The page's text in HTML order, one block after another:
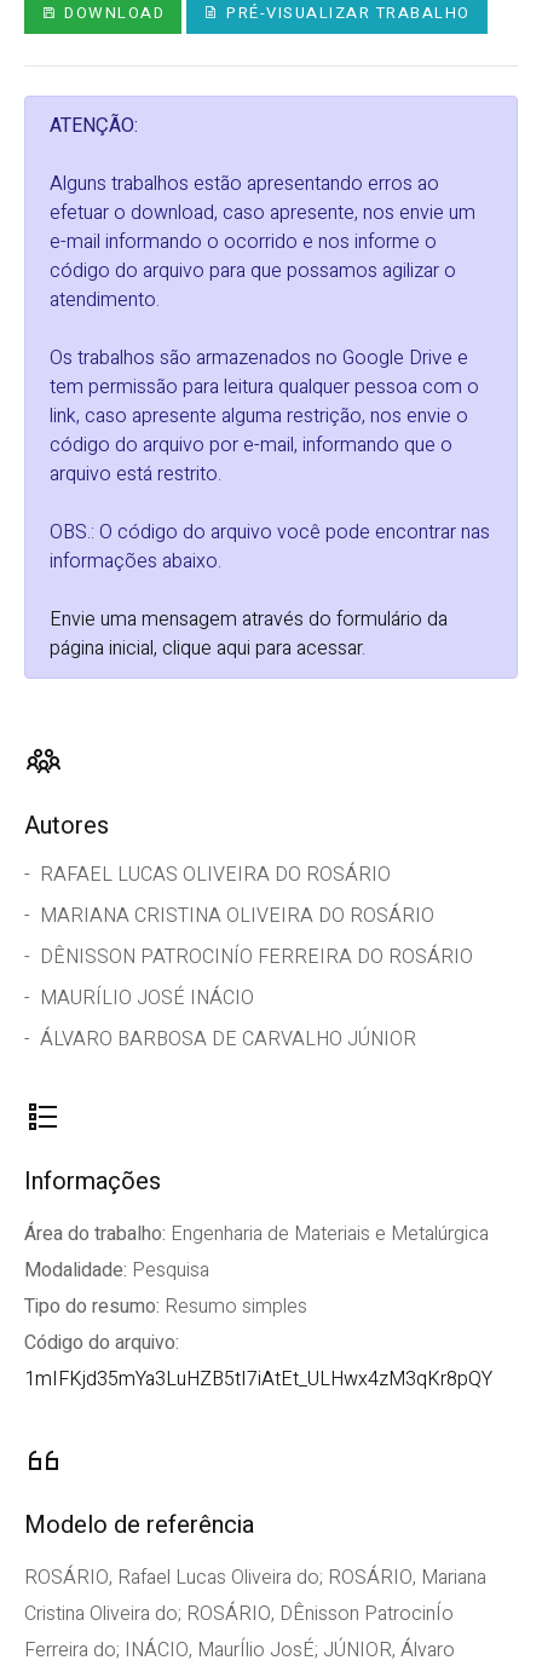
DOWNLOAD PRÉ-VISUALIZAR TRABALHO
ATENÇÃO:
Alguns trabalhos estão apresentando erros ao
efetuar o download, caso apresente, nos envie um
e-mail informando o ocorrido e nos informe o
código do arquivo para que possamos agilizar o
atendimento.
Os trabalhos são armazenados no Google Drive e
tem permissão para leitura qualquer pessoa com o
link, caso apresente alguma restrição, nos envie o
código do arquivo por e-mail, informando que o
arquivo está restrito.
OBS.: O código do arquivo você pode encontrar nas
informações abaixo.
Envie uma mensagem através do formulário da
página inicial, clique aqui para acessar.
Autores
RAFAEL LUCAS OLIVEIRA DO ROSÁRIO
MARIANA CRISTINA OLIVEIRA DO ROSÁRIO
DÊNISSON PATROCINÍO FERREIRA DO ROSÁRIO
MAURÍLIO JOSÉ INÁCIO
ÁLVARO BARBOSA DE CARVALHO JÚNIOR
Informações
Área do trabalho: Engenharia de Materiais e Metalúrgica
Modalidade: Pesquisa
Tipo do resumo: Resumo simples
Código do arquivo:
1mIFKjd35mYa3LuHZB5tI7iAtEt_ULHwx4zM3qKr8pQY
Modelo de referência
ROSÁRIO, Rafael Lucas Oliveira do; ROSÁRIO, Mariana
Cristina Oliveira do; ROSÁRIO, DÊnisson PatrocinÍo
Ferreira do; INÁCIO, MaurÍlio JosÉ; JÚNIOR, Álvaro